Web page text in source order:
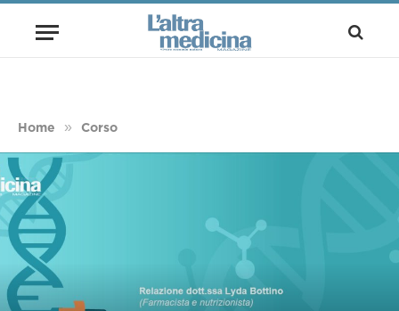
Home » Corso